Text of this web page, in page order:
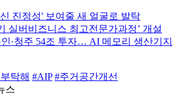
진정성' 보여줄 새 얼굴로 발탁
실버비즈니스 최고전문가과정’ 개설
·청주 54조 투자… AI 메모리 생산기지
탁해 #AIP #주거공간개선
스